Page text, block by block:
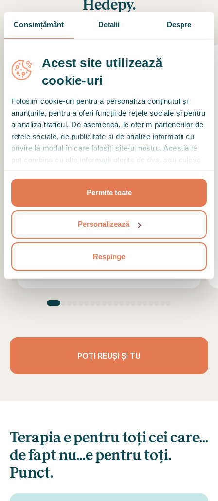
Consimțământ Detalii Despre
Acest site utilizează
cookie-uri
Folosim cookie-uri pentru a personaliza conținutul și
anunțurile, pentru a oferi funcții de rețele sociale și pentru
a analiza traficul. De asemenea, le oferim partenerilor de
rețele sociale, de publicitate și de analize informații cu
privire la modul în care folosiți site-ul nostru. Aceștia le
pot combina cu alte informații oferite de dvs. sau culese
Permite toate
Personalizează
Respinge
Hedepy.
Vezi care este părerea lor
există o conexiune autentică între noi.
M-am simțit ascultată, înțeleasă și în
siguranță, iar pentru mine acest lucru a
făcut o diferență enormă. Știu că o astfel
de conexiune nu apare în toate relațiile
o simt încă de la început. Empatia, r
Recenzia a fost scrisă după o lungă perioadă
lucru cu Psih. Mrd. Gabriela Georgiana Roxin
concentrat pe diverse subiecte, precum
anxietate, stres și încă 5
POȚI REUȘI ȘI TU
Terapia e pentru toți cei care...
de fapt nu...e pentru toți.
Punct.